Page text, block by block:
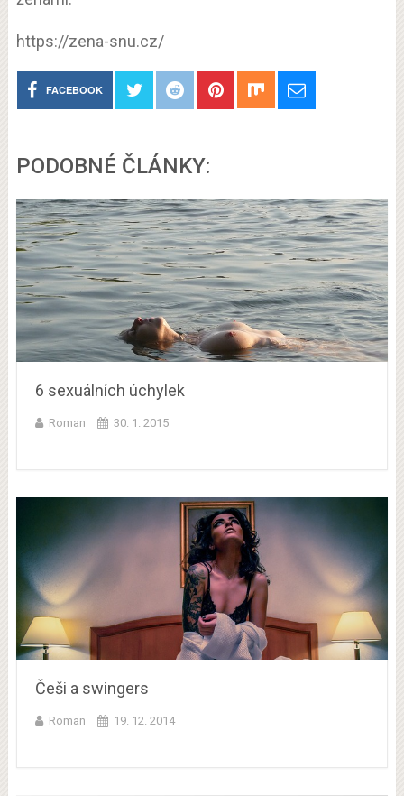
https://zena-snu.cz/
FACEBOOK
PODOBNÉ ČLÁNKY:
6 sexuálních úchylek
Roman 30. 1. 2015
Češi a swingers
Roman 19. 12. 2014